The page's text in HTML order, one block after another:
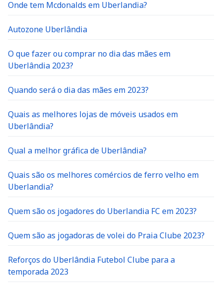
Onde tem Mcdonalds em Uberlandia?
Autozone Uberlândia
O que fazer ou comprar no dia das mães em
Uberlândia 2023?
Quando será o dia das mães em 2023?
Quais as melhores lojas de móveis usados em
Uberlândia?
Qual a melhor gráfica de Uberlândia?
Quais são os melhores comércios de ferro velho em
Uberlandia?
Quem são os jogadores do Uberlandia FC em 2023?
Quem são as jogadoras de volei do Praia Clube 2023?
Reforços do Uberlândia Futebol Clube para a
temporada 2023